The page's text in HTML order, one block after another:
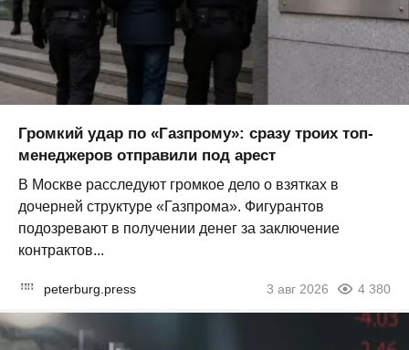
Громкий удар по «Газпрому»: сразу троих топ-
менеджеров отправили под арест
В Москве расследуют громкое дело о взятках в
дочерней структуре «Газпрома». Фигурантов
подозревают в получении денег за заключение
контрактов...
peterburg.press 3 авг 2026 4 380